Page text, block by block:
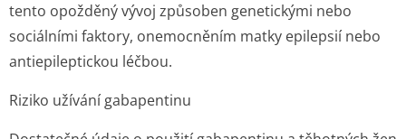
tento opožděný vývoj způsoben genetickými nebo
sociálními faktory, onemocněním matky epilepsií nebo
antiepileptickou léčbou.
Riziko užívání gabapentinu